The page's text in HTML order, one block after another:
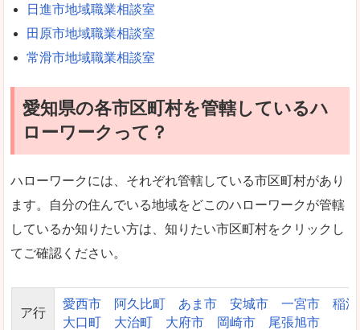
日進市地域職業相談室
田原市地域職業相談室
常滑市地域職業相談室
愛知県の各市区町村を管轄しているハ
ローワークって？
ハローワークには、それぞれ管轄している市区町村があり
ます。自分の住んでいる地域をどこのハローワークが管轄
しているか知りたい方は、知りたい市区町村をクリックし
てご確認ください。
ア行
愛西市 阿久比町 あま市 安城市 一宮市
稲
大口町
大治町 大府市 岡崎市 尾張旭市